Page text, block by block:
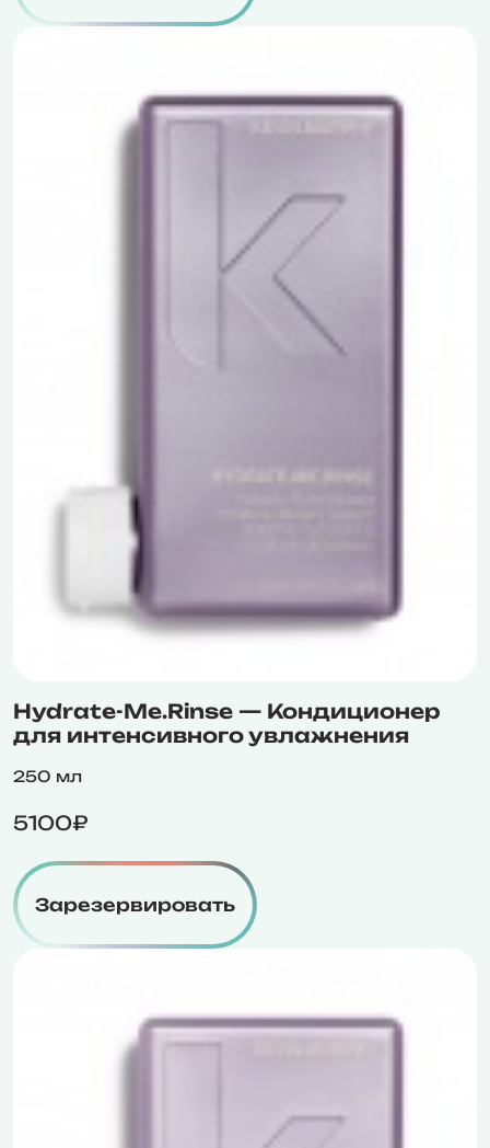
Hydrate-Me.Rinse — Кондиционер
для интенсивного увлажнения
250 мл
5100₽
Зарезервировать